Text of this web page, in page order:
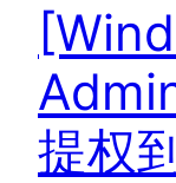
提权